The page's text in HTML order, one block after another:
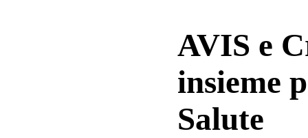
AVIS e
insieme
Salute